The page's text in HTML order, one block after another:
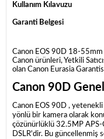
Canon EOS 90D 18-55mm
Canon ürünleri, Yetkili
olan Canon Eurasia
Canon 90D
Canon EOS 90D ,
yönlü bir kamera olarak
çözünürlüklü 32.5MP APS-
DSLR'dir. Bu güncellenmiş
Kullanım Kılavuzu
Garanti Belgesi